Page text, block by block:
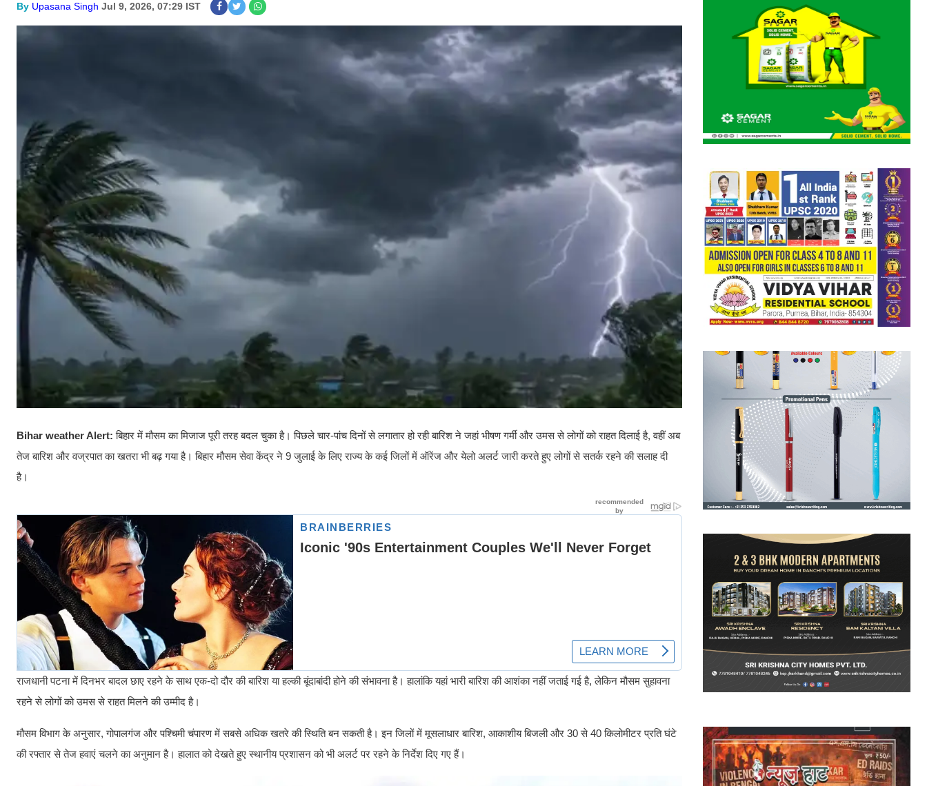
By Upasana Singh Jul 9, 2026, 07:29 IST
Bihar weather Alert:बिहार में मौसम का मिजाज पूरी तरह बदल चुका है। पिछले चार-पांच दिनों से लगातार हो रही बारिश ने जहां भीषण गर्मी और उमस से लोगों को राहत दिलाई है, वहीं अब
तेज बारिश और वज्रपात का खतरा भी बढ़ गया है। बिहार मौसम सेवा केंद्र ने 9 जुलाई के लिए राज्य के कई जिलों में ऑरेंज और येलो अलर्ट जारी करते हुए लोगों से सतर्क रहने की सलाह दी
है।
राजधानी पटना में दिनभर बादल छाए रहने के साथ एक-दो दौर की बारिश या हल्की बूंदाबांदी होने की संभावना है। हालांकि यहां भारी बारिश की आशंका नहीं जताई गई है, लेकिन मौसम सुहावना
रहने से लोगों को उमस से राहत मिलने की उम्मीद है।
मौसम विभाग के अनुसार, गोपालगंज और पश्चिमी चंपारण में सबसे अधिक खतरे की स्थिति बन सकती है। इन जिलों में मूसलाधार बारिश, आकाशीय बिजली और 30 से 40 किलोमीटर प्रति घंटे
की रफ्तार से तेज हवाएं चलने का अनुमान है। हालात को देखते हुए स्थानीय प्रशासन को भी अलर्ट पर रहने के निर्देश दिए गए हैं।